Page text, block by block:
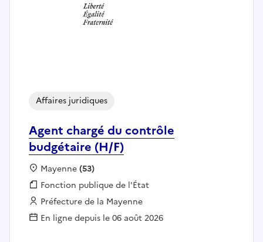
Agent chargé du contrôle
budgétaire (H/F)
Affaires juridiques
Localisation :
Mayenne(53)
Fonction publique :
Fonction publique de l'État
Employeur :
Préfecture de la Mayenne
En ligne depuis le 06 août 2026